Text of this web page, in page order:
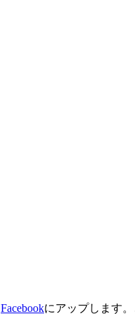
Facebookにアップします